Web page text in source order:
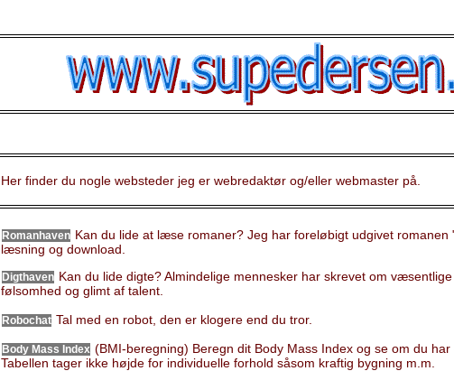
Her finder du nogle websteder jeg er webredaktør og/eller webmaster på.
Romanhaven Kan du lide at læse romaner? Jeg har foreløbigt udgivet romanen
læsning og download.
Digthaven Kan du lide digte? Almindelige mennesker har skrevet om
følsomhed og glimt af talent.
Robochat Tal med en robot, den er klogere end du tror.
Body Mass Index (BMI-beregning) Beregn dit Body Mass Index og se om du
Tabellen tager ikke højde for individuelle forhold såsom kraftig bygning m.m.